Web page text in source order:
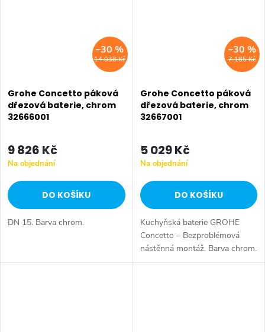
14 038 Kč
–30 %
Grohe Concetto páková
dřezová baterie, chrom
32666001
9 826 Kč
Na objednání
DO KOŠÍKU
DN 15. Barva chrom.
7 185 Kč
–30 %
Grohe Concetto páková
dřezová baterie, chrom
32667001
5 029 Kč
Na objednání
DO KOŠÍKU
Kuchyňská baterie GROHE
Concetto – Bezproblémová
nástěnná montáž. Barva chrom.